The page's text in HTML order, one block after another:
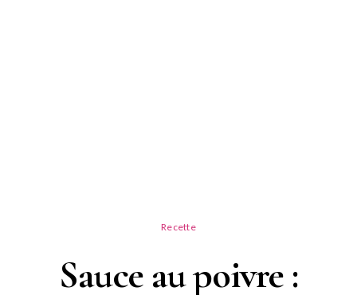
Recette
Sauce au poivre :